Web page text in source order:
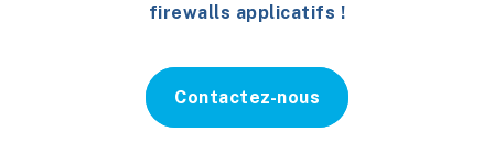
firewalls applicatifs !
Contactez-nous